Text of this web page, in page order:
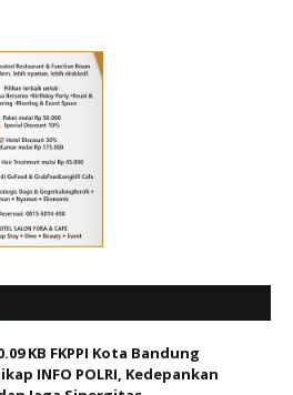
KB FKPPI Kota Bandung
INFO POLRI, Kedepankan